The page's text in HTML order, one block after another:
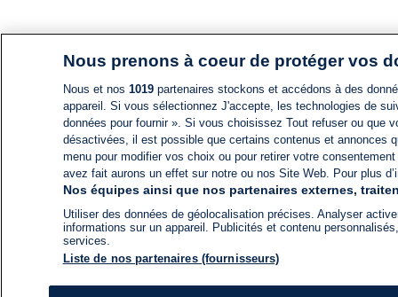
Nous prenons à coeur de protéger vos
Nous et nos 1019partenaires stockons et accédons à des
appareil. Si vous sélectionnez J'accepte, les technologies de
données pour fournir ». Si vous choisissez Tout refuser ou
désactivées, il est possible que certains contenus et annonces
menu pour modifier vos choix ou pour retirer votre
avez fait aurons un effet sur notre ou nos Site Web. Pour plus
Nos équipes ainsi que nos partenaires externes,
Utiliser des données de géolocalisation précises. Analyser
informations sur un appareil. Publicités et contenu
services.
Liste de nos partenaires (fournisseurs)